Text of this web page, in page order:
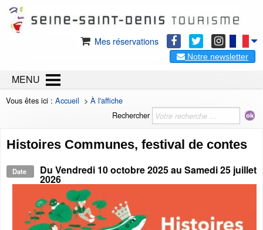
Mes réservations
Notre newsletter
MENU
Vous êtes ici : Accueil > À l'affiche
Rechercher
Histoires Communes, festival de contes
Date Du Vendredi 10 octobre 2025au Samedi 25 juillet
2026